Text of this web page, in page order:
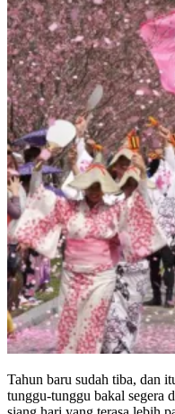
Tahun baru sudah tiba, dan
tunggu-tunggu bakal segera